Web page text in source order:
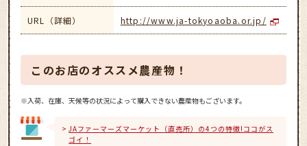
URL（詳細） http://www.ja-tokyoaoba.or.jp/
このお店のオススメ農産物！
※入荷、在庫、天候等の状況によって購入できない農産物もございます。
JAファーマーズマーケット（直売所）の4つの特徴!ココがス
ゴイ！